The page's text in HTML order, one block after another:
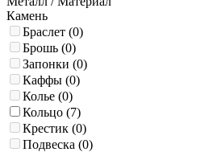
Камень
Браслет (0)
Брошь (0)
Запонки (0)
Каффы (0)
Колье (0)
Кольцо (7)
Крестик (0)
Подвеска (0)